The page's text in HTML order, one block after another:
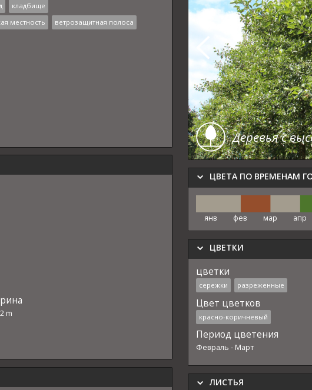
кладбище
местность
ветрозащитная полоса
m
Деревья с
ЦВЕТА ПО ВРЕМЕНАМ
янв фев мар апр
ЦВЕТКИ
цветки
сережки разреженные
Цвет цветков
красно-коричневый
Период цветения
Февраль - Март
ЛИСТЬЯ